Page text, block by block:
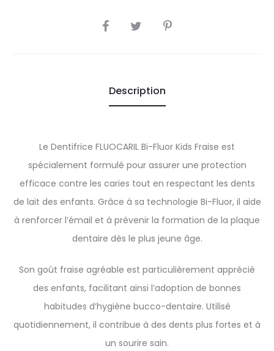
SHARE
Description
Le Dentifrice FLUOCARIL Bi-Fluor Kids Fraise est
spécialement formulé pour assurer une protection
efficace contre les caries tout en respectant les dents
de lait des enfants. Grâce à sa technologie Bi-Fluor, il aide
à renforcer l’émail et à prévenir la formation de la plaque
dentaire dès le plus jeune âge.
Son goût fraise agréable est particulièrement apprécié
des enfants, facilitant ainsi l’adoption de bonnes
habitudes d’hygiène bucco-dentaire. Utilisé
quotidiennement, il contribue à des dents plus fortes et à
un sourire sain.